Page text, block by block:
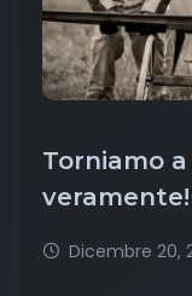
Torniamo a
veramente!
Dicembre 20,